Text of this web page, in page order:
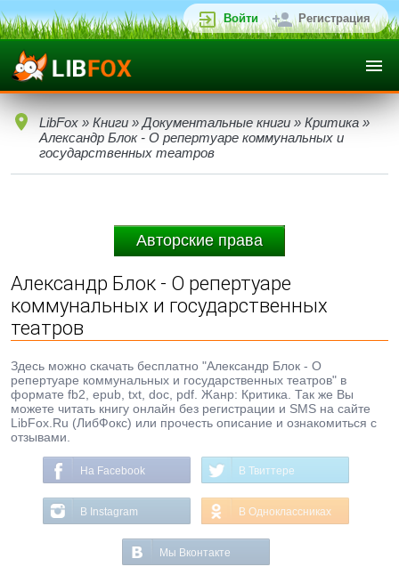
Войти Регистрация
LibFox » Книги » Документальные книги » Критика »
Александр Блок - О репертуаре коммунальных и
государственных театров
Авторские права
Александр Блок - О репертуаре
коммунальных и государственных
театров
Здесь можно скачать бесплатно "Александр Блок - О
репертуаре коммунальных и государственных театров" в
формате fb2, epub, txt, doc, pdf. Жанр: Критика. Так же Вы
можете читать книгу онлайн без регистрации и SMS на сайте
LibFox.Ru (ЛибФокс) или прочесть описание и ознакомиться с
отзывами.
На Facebook В Твиттере
В Instagram В Одноклассниках
Мы Вконтакте